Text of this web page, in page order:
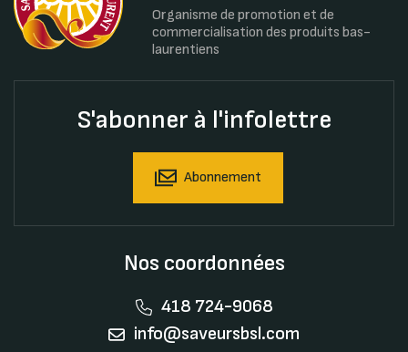
Organisme de promotion et de
commercialisation des produits bas-
laurentiens
S'abonner à l'infolettre
Abonnement
Nos coordonnées
418 724-9068
info@saveursbsl.com